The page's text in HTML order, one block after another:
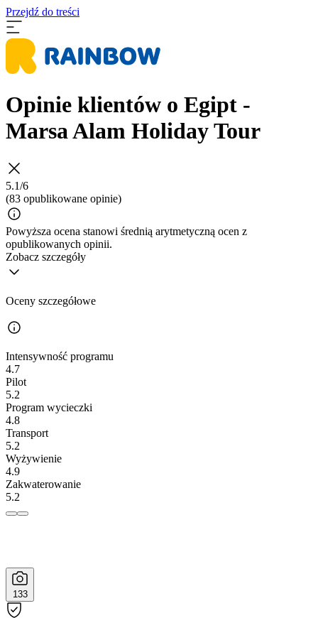
Przejdź do treści
Opinie klientów o Egipt -
Marsa Alam Holiday Tour
5.1/6
(83 opublikowane opinie)
Powyższa ocena stanowi średnią arytmetyczną ocen z
opublikowanych opinii.
Zobacz szczegóły
Oceny szczegółowe
Intensywność programu
4.7
Pilot
5.2
Program wycieczki
4.8
Transport
5.2
Wyżywienie
4.9
Zakwaterowanie
5.2
133